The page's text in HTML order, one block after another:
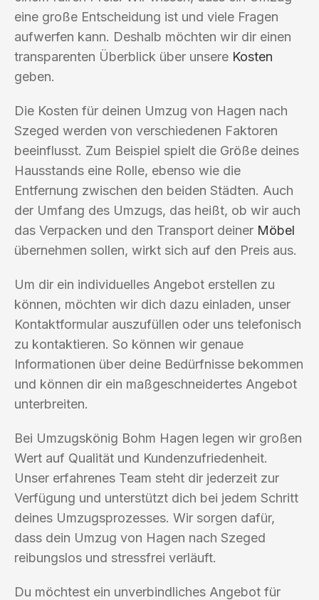
eine große Entscheidung ist und viele Fragen
aufwerfen kann. Deshalb möchten wir dir einen
transparenten Überblick über unsere Kosten
geben.
Die Kosten für deinen Umzug von Hagen nach
Szeged werden von verschiedenen Faktoren
beeinflusst. Zum Beispiel spielt die Größe deines
Hausstands eine Rolle, ebenso wie die
Entfernung zwischen den beiden Städten. Auch
der Umfang des Umzugs, das heißt, ob wir auch
das Verpacken und den Transport deiner Möbel
übernehmen sollen, wirkt sich auf den Preis aus.
Um dir ein individuelles Angebot erstellen zu
können, möchten wir dich dazu einladen, unser
Kontaktformular auszufüllen oder uns telefonisch
zu kontaktieren. So können wir genaue
Informationen über deine Bedürfnisse bekommen
und können dir ein maßgeschneidertes Angebot
unterbreiten.
Bei Umzugskönig Bohm Hagen legen wir großen
Wert auf Qualität und Kundenzufriedenheit.
Unser erfahrenes Team steht dir jederzeit zur
Verfügung und unterstützt dich bei jedem Schritt
deines Umzugsprozesses. Wir sorgen dafür,
dass dein Umzug von Hagen nach Szeged
reibungslos und stressfrei verläuft.
Du möchtest ein unverbindliches Angebot für